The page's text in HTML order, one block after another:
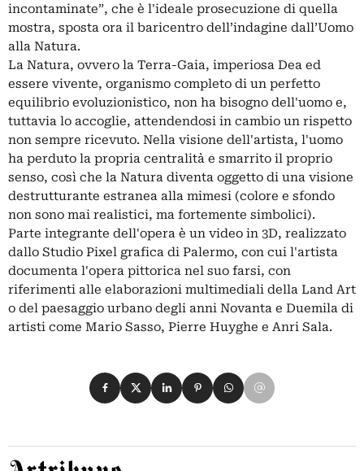
incontaminate”, che è l'ideale prosecuzione di quella
mostra, sposta ora il baricentro dell’indagine dall’Uomo
alla Natura.
La Natura, ovvero la Terra-Gaia, imperiosa Dea ed
essere vivente, organismo completo di un perfetto
equilibrio evoluzionistico, non ha bisogno dell'uomo e,
tuttavia lo accoglie, attendendosi in cambio un rispetto
non sempre ricevuto. Nella visione dell'artista, l'uomo
ha perduto la propria centralità e smarrito il proprio
senso, così che la Natura diventa oggetto di una visione
destrutturante estranea alla mimesi (colore e sfondo
non sono mai realistici, ma fortemente simbolici).
Parte integrante dell'opera è un video in 3D, realizzato
dallo Studio Pixel grafica di Palermo, con cui l'artista
documenta l'opera pittorica nel suo farsi, con
riferimenti alle elaborazioni multimediali della Land Art
o del paesaggio urbano degli anni Novanta e Duemila di
artisti come Mario Sasso, Pierre Huyghe e Anri Sala.
Condividi su Facebook
Condividi su X
Condividi su LinkedIn
Condividi su Pinterest
Condividi su WhatsApp
Condividi su Email